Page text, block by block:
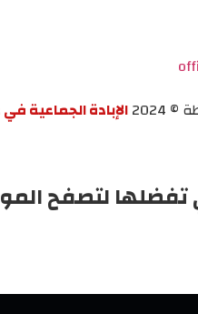
الإبادة الجماعية
تفضلها لتصفح